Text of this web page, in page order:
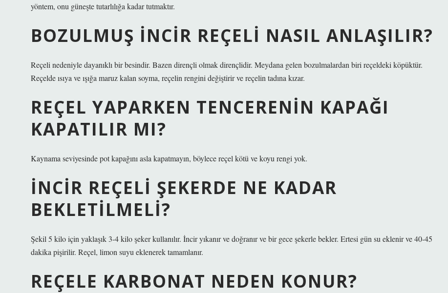
yöntem, onu güneşte tutarlılığa kadar tutmaktır.
BOZULMUŞ INCIR REÇELI NASIL ANLAŞILIR?
Reçeli nedeniyle dayanıklı bir besindir. Bazen dirençli olmak dirençlidir. Meydana gelen bozulmalardan biri reçeldeki köpüktür.
Reçelde ısıya ve ışığa maruz kalan soyma, reçelin rengini değiştirir ve reçelin tadına kızar.
REÇEL YAPARKEN TENCERENIN KAPAĞI
KAPATILIR MI?
Kaynama seviyesinde pot kapağını asla kapatmayın, böylece reçel kötü ve koyu rengi yok.
İNCIR REÇELI ŞEKERDE NE KADAR
BEKLETILMELI?
Şekil 5 kilo için yaklaşık 3-4 kilo şeker kullanılır. İncir yıkanır ve doğranır ve bir gece şekerle bekler. Ertesi gün su eklenir ve 40-45
dakika pişirilir. Reçel, limon suyu eklenerek tamamlanır.
REÇELE KARBONAT NEDEN KONUR?